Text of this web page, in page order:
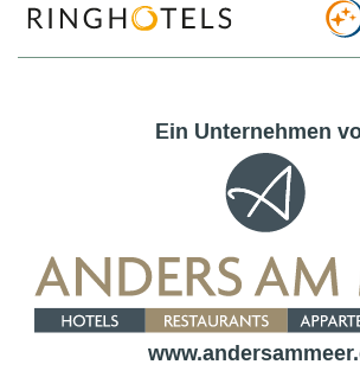
Ein Unternehmen